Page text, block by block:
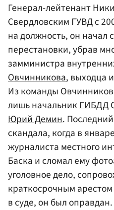
Генерал-лейтенант
Свердловским ГУВД с
на должность, он начал
перестановки, убрав
замминистра
Овчинникова, выходца
Из команды
лишь начальникГИБДД
Юрий Демин.
скандала, когда в
журналиста местного
Баска и сломал ему
уголовное дело,
краткосрочным
в суде, он был оправдан.